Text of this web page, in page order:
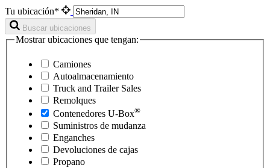
Tu ubicación*
Buscar ubicaciones
Mostrar ubicaciones que tengan:
Camiones
Autoalmacenamiento
Truck and Trailer Sales
Remolques
Contenedores U-Box®
Suministros de mudanza
Enganches
Devoluciones de cajas
Propano